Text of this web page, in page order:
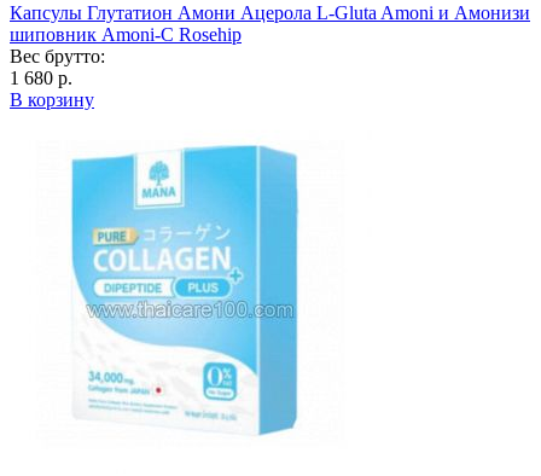
Капсулы Глутатион Амони Ацерола L-Gluta Amoni и Амонизи
шиповник Amoni-C Rosehip
Вес брутто:
1 680 р.
В корзину